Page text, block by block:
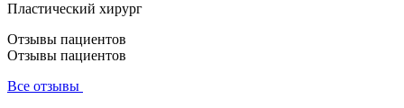
Пластический хирург
Отзывы пациентов
Отзывы пациентов
Все отзывы